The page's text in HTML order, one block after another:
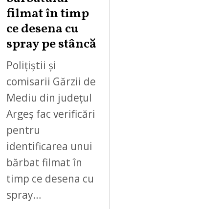
filmat în timp
ce desena cu
spray pe stâncă
Polițiștii și
comisarii Gărzii de
Mediu din județul
Argeș fac verificări
pentru
identificarea unui
bărbat filmat în
timp ce desena cu
spray…